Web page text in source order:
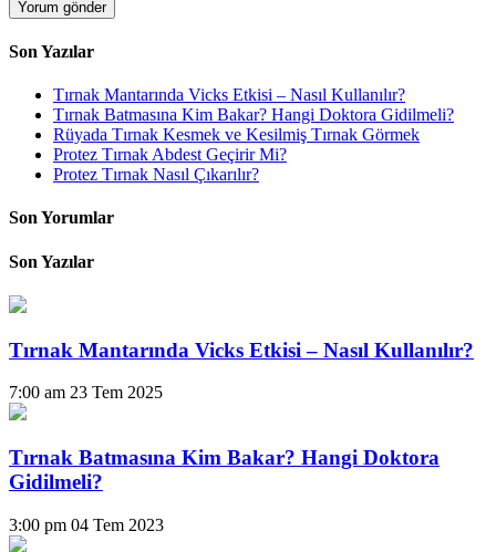
Son Yazılar
Tırnak Mantarında Vicks Etkisi – Nasıl Kullanılır?
Tırnak Batmasına Kim Bakar? Hangi Doktora Gidilmeli?
Rüyada Tırnak Kesmek ve Kesilmiş Tırnak Görmek
Protez Tırnak Abdest Geçirir Mi?
Protez Tırnak Nasıl Çıkarılır?
Son Yorumlar
Son Yazılar
Tırnak Mantarında Vicks Etkisi – Nasıl Kullanılır?
7:00 am 23 Tem 2025
Tırnak Batmasına Kim Bakar? Hangi Doktora
Gidilmeli?
3:00 pm 04 Tem 2023